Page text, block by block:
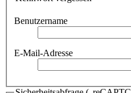
Benutzername
E-Mail-Adresse